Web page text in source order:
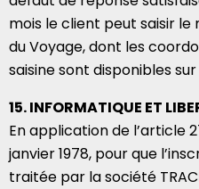
mois le client peut saisir
du Voyage, dont les
saisine sont disponibles
15. INFORMATIQUE ET
En application de l’article
janvier 1978, pour que
traitée par la société